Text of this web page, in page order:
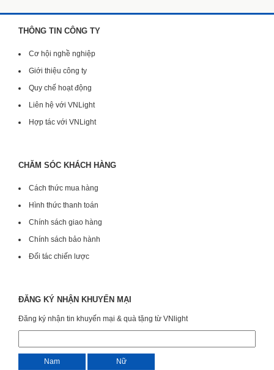
THÔNG TIN CÔNG TY
Cơ hội nghề nghiệp
Giới thiệu công ty
Quy chế hoạt động
Liên hệ với VNLight
Hợp tác với VNLight
CHĂM SÓC KHÁCH HÀNG
Cách thức mua hàng
Hình thức thanh toán
Chính sách giao hàng
Chính sách bảo hành
Đối tác chiến lược
ĐĂNG KÝ NHẬN KHUYẾN MẠI
Đăng ký nhận tin khuyến mại & quà tặng từ VNlight
Nam Nữ